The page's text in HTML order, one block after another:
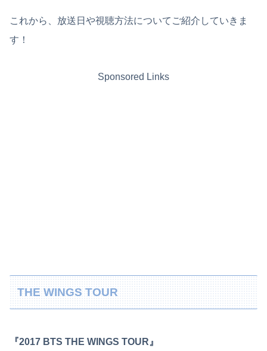
これから、放送日や視聴方法についてご紹介していきま
す！
Sponsored Links
THE WINGS TOUR
『2017 BTS THE WINGS TOUR』